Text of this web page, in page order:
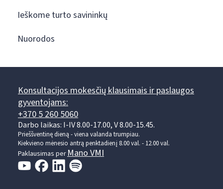
Ieškome turto savininkų
Nuorodos
Konsultacijos mokesčių klausimais ir paslaugos
gyventojams:
+370 5 260 5060
Darbo laikas: I-IV 8.00-17.00, V 8.00-15.45.
Prieššventinę dieną - viena valanda trumpiau.
Kiekvieno mėnesio antrą penktadienį 8.00 val. - 12.00 val.
Paklausimas perMano VMI